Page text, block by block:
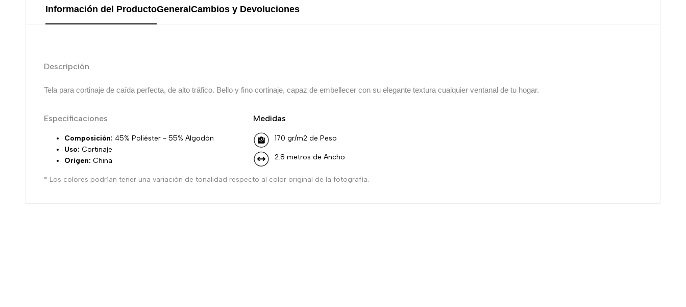
Información del ProductoGeneral Cambios y Devoluciones
Descripción
Tela para cortinaje de caída perfecta, de alto tráfico. Bello y fino cortinaje, capaz de embellecer con su elegante textura cualquier ventanal de tu hogar.
Especificaciones
Composición: 45% Poliéster - 55% Algodón
Uso: Cortinaje
Origen: China
Medidas
170 gr/m2 de Peso
2.8 metros de Ancho
* Los colores podrían tener una variación de tonalidad respecto al color original de la fotografía.